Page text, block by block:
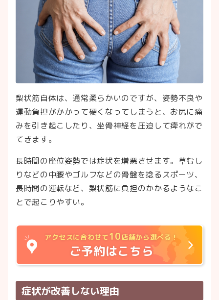
梨状筋自体は、通常柔らかいのですが、姿勢不良や
運動負担がかかって硬くなってしまうと、お尻に痛
みを引き起こしたり、坐骨神経を圧迫して痺れがで
てきます。
長時間の座位姿勢では症状を増悪させます。草むし
りなどの中腰やゴルフなどの骨盤を捻るスポーツ、
長時間の運転など、梨状筋に負担のかかるようなこ
とで起こりやすい。
アクセスに合わせて10店舗から選べる！
ご予約はこちら
症状が改善しない理由